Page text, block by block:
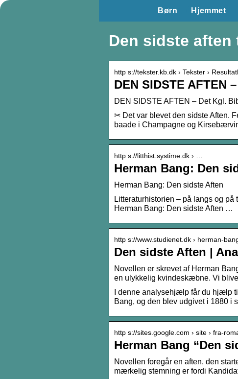
Børn Hjemmet
Den sidste aften
http s://tekster.kb.dk › Tekster ›
DEN SIDSTE AFTEN
DEN SIDSTE AFTEN – Det Kgl.
✂ Det var blevet den sidste Aften.
baade i Champagne og
http s://litthist.systime.dk › …
Herman Bang: Den
Herman Bang: Den sidste Aften
Litteraturhistorien – på langs og på
Herman Bang: Den sidste Aften …
http s://www.studienet.dk › herman-
Den sidste Aften |
Novellen er skrevet af Herman
en ulykkelig kvindeskæbne. Vi
I denne analysehjælp får du hjælp
Bang, og den blev udgivet i 1880 i
http s://sites.google.com › site › fra-
Herman Bang “Den
Novellen foregår en aften, den
mærkelig stemning er fordi